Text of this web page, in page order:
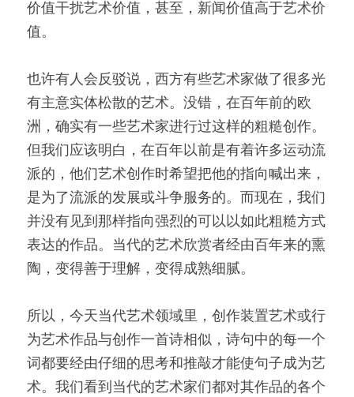
价值干扰艺术价值，甚至，新闻价值高于艺术价
值。
也许有人会反驳说，西方有些艺术家做了很多光
有主意实体松散的艺术。没错，在百年前的欧
洲，确实有一些艺术家进行过这样的粗糙创作。
但我们应该明白，在百年以前是有着许多运动流
派的，他们艺术创作时希望把他的指向喊出来，
是为了流派的发展或斗争服务的。而现在，我们
并没有见到那样指向强烈的可以以如此粗糙方式
表达的作品。当代的艺术欣赏者经由百年来的熏
陶，变得善于理解，变得成熟细腻。
所以，今天当代艺术领域里，创作装置艺术或行
为艺术作品与创作一首诗相似，诗句中的每一个
词都要经由仔细的思考和推敲才能使句子成为艺
术。我们看到当代的艺术家们都对其作品的各个